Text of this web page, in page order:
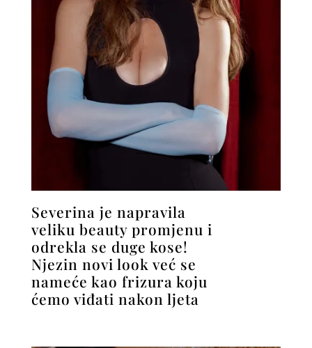
Severina je napravila
veliku beauty promjenu i
odrekla se duge kose!
Njezin novi look već se
nameće kao frizura koju
ćemo viđati nakon ljeta